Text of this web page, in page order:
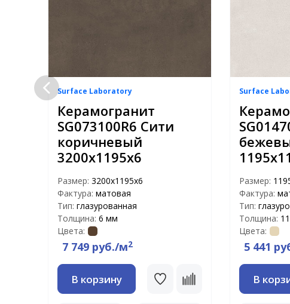
Surface Laboratory
Керамогранит
SG073100R6 Сити
коричневый
3200х1195х6
Размер: 3200х1195х6
Фактура: матовая
Тип: глазурованная
Толщина: 6 мм
Цвета:
7 749 руб./м2
В корзину
Surface
Размер:
Фактура:
Тип:
Толщина:
Цвета:
5 441
В